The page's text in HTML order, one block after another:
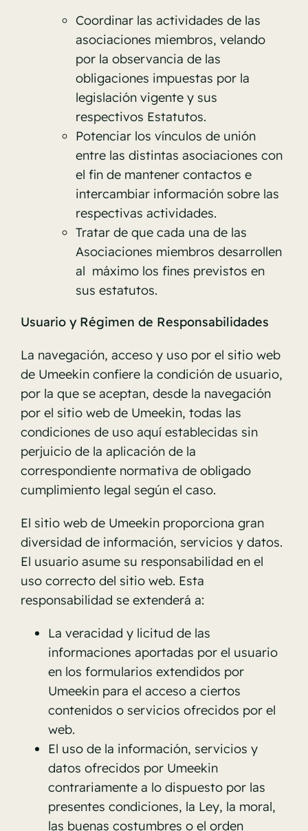
Coordinar las actividades de las
asociaciones miembros, velando
por la observancia de las
obligaciones impuestas por la
legislación vigente y sus
respectivos Estatutos.
Potenciar los vínculos de unión
entre las distintas asociaciones con
el fin de mantener contactos e
intercambiar información sobre las
respectivas actividades.
Tratar de que cada una de las
Asociaciones miembros desarrollen
al máximo los fines previstos en
sus estatutos.
Usuario y Régimen de Responsabilidades
La navegación, acceso y uso por el sitio web
de Umeekin confiere la condición de usuario,
por la que se aceptan, desde la navegación
por el sitio web de Umeekin, todas las
condiciones de uso aquí establecidas sin
perjuicio de la aplicación de la
correspondiente normativa de obligado
cumplimiento legal según el caso.
El sitio web de Umeekin proporciona gran
diversidad de información, servicios y datos.
El usuario asume su responsabilidad en el
uso correcto del sitio web. Esta
responsabilidad se extenderá a:
La veracidad y licitud de las
informaciones aportadas por el usuario
en los formularios extendidos por
Umeekin para el acceso a ciertos
contenidos o servicios ofrecidos por el
web.
El uso de la información, servicios y
datos ofrecidos por Umeekin
contrariamente a lo dispuesto por las
presentes condiciones, la Ley, la moral,
las buenas costumbres o el orden